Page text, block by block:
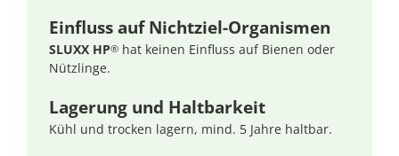
Einfluss auf Nichtziel-Organismen
SLUXX HP®hat keinen Einfluss auf Bienen oder
Nützlinge.
Lagerung und Haltbarkeit
Kühl und trocken lagern, mind. 5 Jahre haltbar.